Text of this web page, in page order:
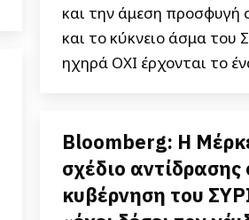
και την άμεση προσφυγή
και το κύκνειο άσμα
ηχηρά ΟΧΙ έρχονται το
Bloomberg: Η
σχέδιο αντίδρασης
κυβέρνηση του